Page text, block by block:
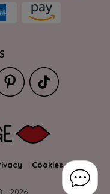
Cookies
- 2026